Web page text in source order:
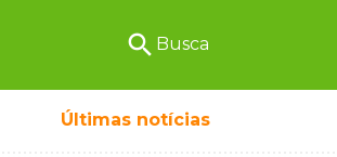
search Busca
Últimas notícias